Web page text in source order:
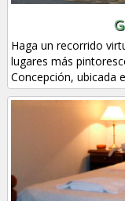
Haga un recorrido
lugares más
Concepción, ubicada